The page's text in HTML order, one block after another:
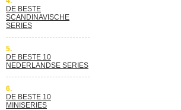
DE BESTE
SCANDINAVISCHE
SERIES
5.
DE BESTE 10
NEDERLANDSE SERIES
6.
DE BESTE 10
MINISERIES